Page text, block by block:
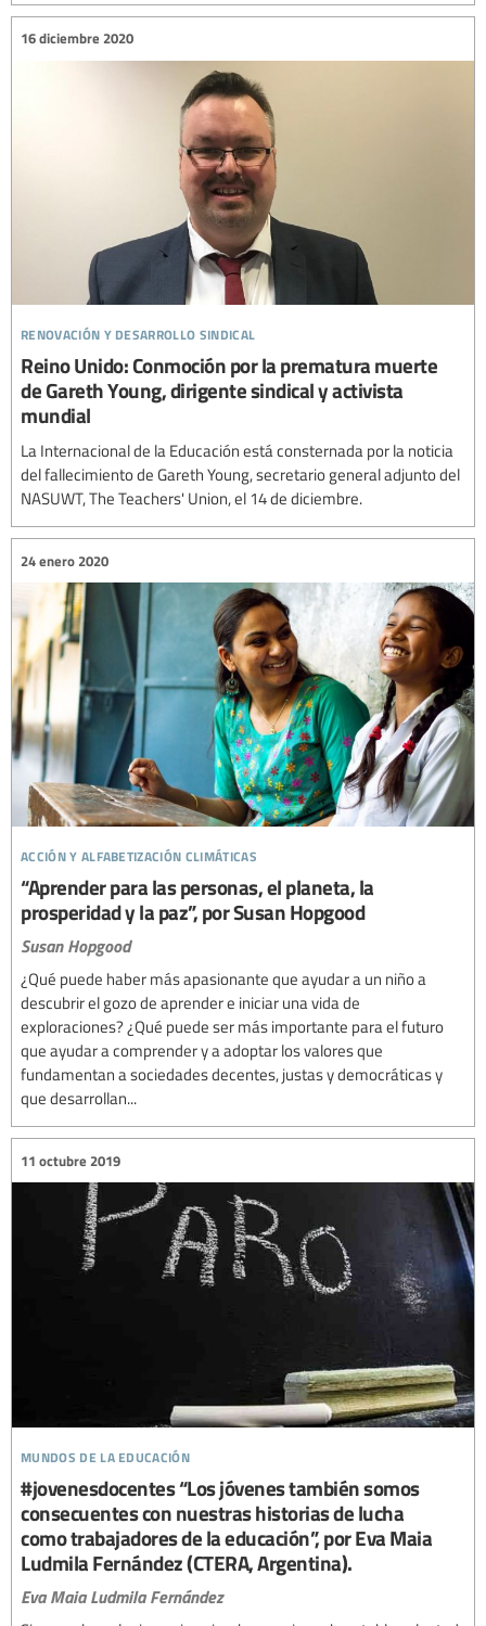
renovación y desarrollo sindical
16 diciembre 2020
Reino Unido: Conmoción por la prematura muerte
de Gareth Young, dirigente sindical y activista
mundial
La Internacional de la Educación está consternada por la noticia
del fallecimiento de Gareth Young, secretario general adjunto del
NASUWT, The Teachers' Union, el 14 de diciembre.
acción y alfabetización climáticas
24 enero 2020
“Aprender para las personas, el planeta, la
prosperidad y la paz”, por Susan Hopgood
Susan Hopgood
¿Qué puede haber más apasionante que ayudar a un niño a
descubrir el gozo de aprender e iniciar una vida de
exploraciones? ¿Qué puede ser más importante para el futuro
que ayudar a comprender y a adoptar los valores que
fundamentan a sociedades decentes, justas y democráticas y
que desarrollan...
mundos de la educación
11 octubre 2019
#jovenesdocentes “Los jóvenes también somos
consecuentes con nuestras historias de lucha
como trabajadores de la educación”, por Eva Maia
Ludmila Fernández (CTERA, Argentina).
Eva Maia Ludmila Fernández